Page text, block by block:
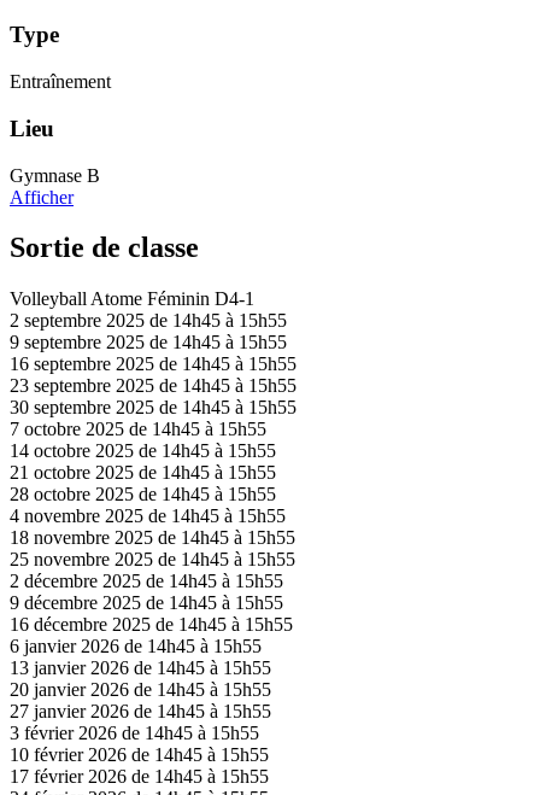
Type
Entraînement
Lieu
Gymnase B
Afficher
Sortie de classe
Volleyball Atome Féminin D4-1
2 septembre 2025 de 14h45 à 15h55
9 septembre 2025 de 14h45 à 15h55
16 septembre 2025 de 14h45 à 15h55
23 septembre 2025 de 14h45 à 15h55
30 septembre 2025 de 14h45 à 15h55
7 octobre 2025 de 14h45 à 15h55
14 octobre 2025 de 14h45 à 15h55
21 octobre 2025 de 14h45 à 15h55
28 octobre 2025 de 14h45 à 15h55
4 novembre 2025 de 14h45 à 15h55
18 novembre 2025 de 14h45 à 15h55
25 novembre 2025 de 14h45 à 15h55
2 décembre 2025 de 14h45 à 15h55
9 décembre 2025 de 14h45 à 15h55
16 décembre 2025 de 14h45 à 15h55
6 janvier 2026 de 14h45 à 15h55
13 janvier 2026 de 14h45 à 15h55
20 janvier 2026 de 14h45 à 15h55
27 janvier 2026 de 14h45 à 15h55
3 février 2026 de 14h45 à 15h55
10 février 2026 de 14h45 à 15h55
17 février 2026 de 14h45 à 15h55